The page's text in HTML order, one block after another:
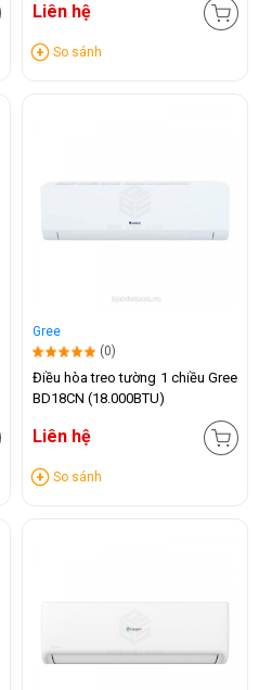
Liên hệ
So sánh
Gree
(0)
Điều hòa treo tường 1 chiều Gree
BD18CN (18.000BTU)
Liên hệ
So sánh